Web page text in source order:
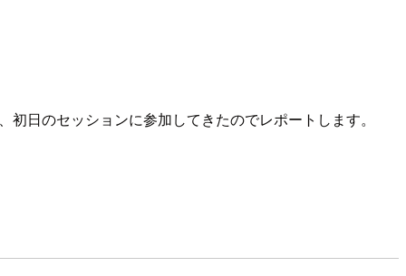
日のセッションに参加してきたのでレポートします。